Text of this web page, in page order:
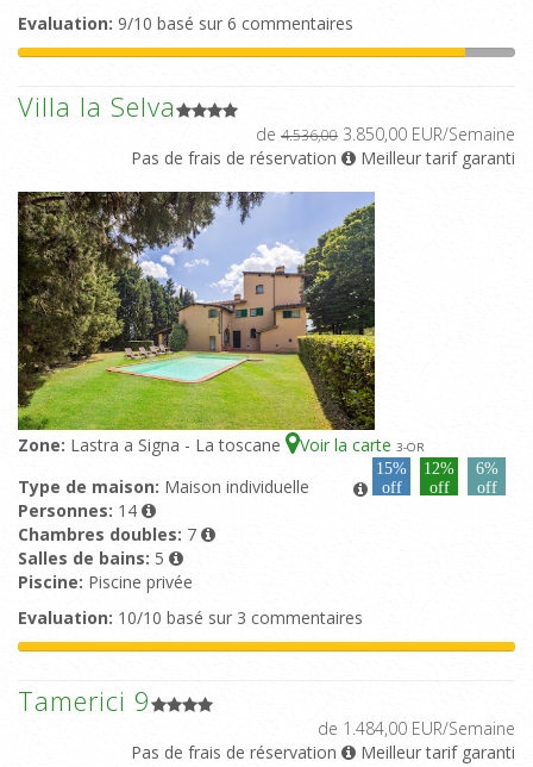
Evaluation: 9/10 basé sur 6 commentaires
Villa la Selva
de 4.536,00 3.850,00 EUR/Semaine
Pas de frais de réservation
Meilleur tarif garanti
Zone: Lastra a Signa - La toscane Voir la carte 3-OR
15%
off
12%
off
6%
off
Type de maison: Maison individuelle
Personnes: 14
Chambres doubles: 7
Salles de bains: 5
Piscine: Piscine privée
Evaluation: 10/10 basé sur 3 commentaires
Tamerici 9
de 1.484,00 EUR/Semaine
Pas de frais de réservation
Meilleur tarif garanti